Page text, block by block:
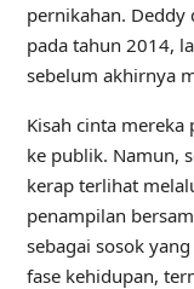
pernikahan. Deddy
pada tahun 2014,
sebelum akhirnya
Kisah cinta mereka
ke publik. Namun,
kerap terlihat
penampilan
sebagai sosok
fase kehidupan,